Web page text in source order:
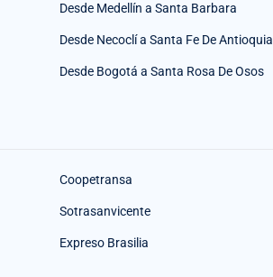
Desde Medellín a Santa Barbara
Desde Necoclí a Santa Fe De Antioquia
Desde Bogotá a Santa Rosa De Osos
Coopetransa
Sotrasanvicente
Expreso Brasilia